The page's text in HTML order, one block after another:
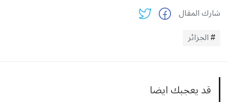
شارك المقال
الجزائر
قد يعجبك ايضا